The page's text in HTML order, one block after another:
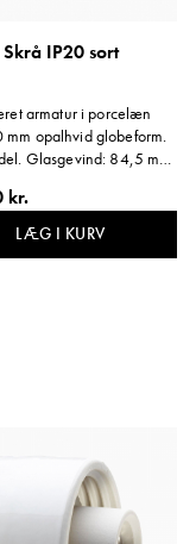
IP20 sort
armatur i porcelæn
mm opalhvid globeform.
Glasgevind: 84,5 mm.
til farve NCS S1502-
14 grader.
kr.
LÆG I KURV